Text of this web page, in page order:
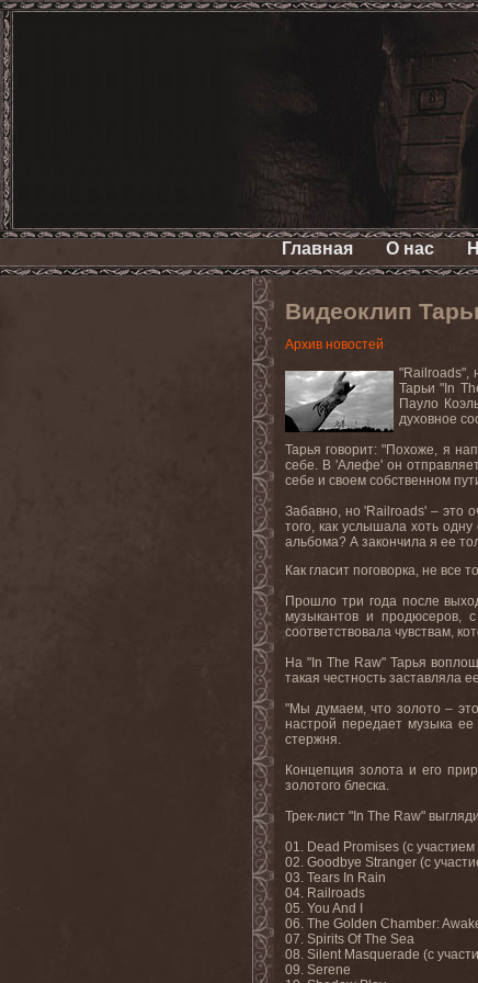
Главная О нас
Видеоклип
Архив новостей
"Railroads",
Тарьи " In
Пауло
духовное
Тарья говорит: "Похоже, я
себе. В 'Алефе' он
себе и своем собственном
Забавно, но 'Railroads' – это
того, как услышала хоть
альбома? А закончила я ее
Как гласит поговорка, не все
Прошло три года после
музыкантов и продюсеров,
соответствовала чувствам,
На "In The Raw" Тарья
такая честность заставляла
"Мы думаем, что золото –
настрой передает музыка ее
стержня.
Концепция золота и его
золотого блеска.
Трек-лист "In The Raw"
01. Dead Promises (с
02. Goodbye Stranger (с
03. Tears In Rain
04. Railroads
05. You And I
06. The Golden Chamber:
07. Spirits Of The Sea
08. Silent Masquerade (с
09. Serene